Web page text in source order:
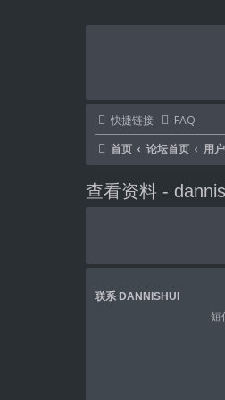
快捷链接 FAQ
首页
论坛首页 用
查看资料 -
联系 DANNISHUI
短